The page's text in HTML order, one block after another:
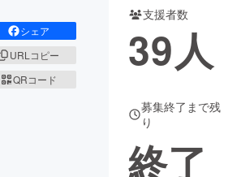
シェア
URLコピー
QRコード
支援者数
39人
募集終了まで残
り
終了